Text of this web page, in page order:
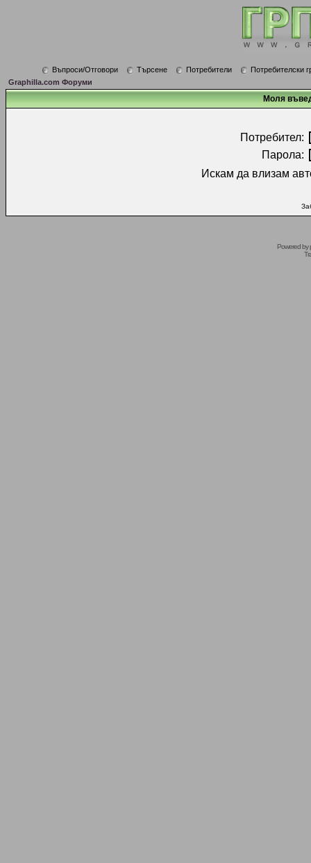
Въпроси/Отговори Търсене Потребители
Потребителски
Graphilla.com Форуми
Моля
Потребител:
Парола:
Искам да влизам
Powered by